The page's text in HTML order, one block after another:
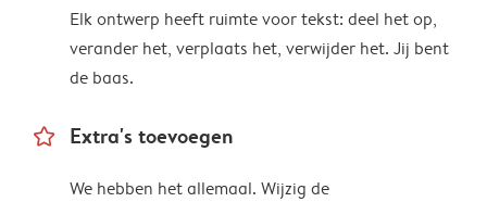
Elk ontwerp heeft ruimte voor tekst: deel het op,
verander het, verplaats het, verwijder het. Jij bent
de baas.
star_outline Extra's toevoegen
We hebben het allemaal. Wijzig de